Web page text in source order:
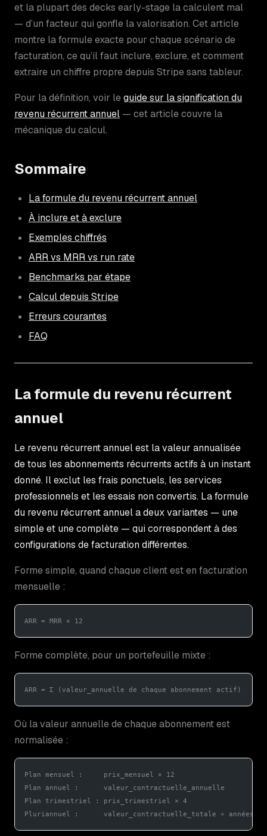
et la plupart des decks early-stage la calculent mal
— d’un facteur qui gonfle la valorisation. Cet article
montre la formule exacte pour chaque scénario de
facturation, ce qu’il faut inclure, exclure, et comment
extraire un chiffre propre depuis Stripe sans tableur.
Pour la définition, voir le guide sur la signification du
revenu récurrent annuel — cet article couvre la
mécanique du calcul.
Sommaire
La formule du revenu récurrent annuel
À inclure et à exclure
Exemples chiffrés
ARR vs MRR vs run rate
Benchmarks par étape
Calcul depuis Stripe
Erreurs courantes
FAQ
La formule du revenu récurrent
annuel
Le revenu récurrent annuel est la valeur annualisée
de tous les abonnements récurrents actifs à un instant
donné. Il exclut les frais ponctuels, les services
professionnels et les essais non convertis. La formule
du revenu récurrent annuel a deux variantes — une
simple et une complète — qui correspondent à des
configurations de facturation différentes.
Forme simple, quand chaque client est en facturation
mensuelle :
ARR = MRR × 12
Forme complète, pour un portefeuille mixte :
ARR = Σ (valeur_annuelle de chaque abonnement actif)
Où la valeur annuelle de chaque abonnement est
normalisée :
Plan mensuel :     prix_mensuel × 12
Plan annuel :      valeur_contractuelle_annuelle
Plan trimestriel : prix_trimestriel × 4
Pluriannuel :      valeur_contractuelle_totale ÷